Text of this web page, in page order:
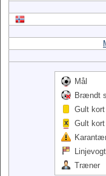
Mål
Brændt
Gult kort
Gult
Træner